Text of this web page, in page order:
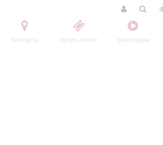
Контакты Купить билет Трансляции